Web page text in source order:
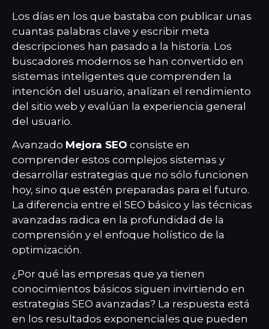
Los días en los que bastaba con publicar unas
cuantas palabras clave y escribir meta
descripciones han pasado a la historia. Los
buscadores modernos se han convertido en
sistemas inteligentes que comprenden la
intención del usuario, analizan el rendimiento
del sitio web y evalúan la experiencia general
del usuario.
Avanzado Mejora SEO consiste en
comprender estos complejos sistemas y
desarrollar estrategias que no sólo funcionen
hoy, sino que estén preparadas para el futuro.
La diferencia entre el SEO básico y las técnicas
avanzadas radica en la profundidad de la
comprensión y el enfoque holístico de la
optimización.
¿Por qué las empresas que ya tienen
conocimientos básicos siguen invirtiendo en
estrategias SEO avanzadas? La respuesta está
en los resultados exponenciales que pueden